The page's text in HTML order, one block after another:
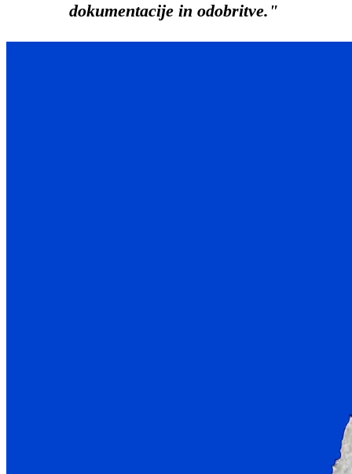
dokumentacije in odobritve."